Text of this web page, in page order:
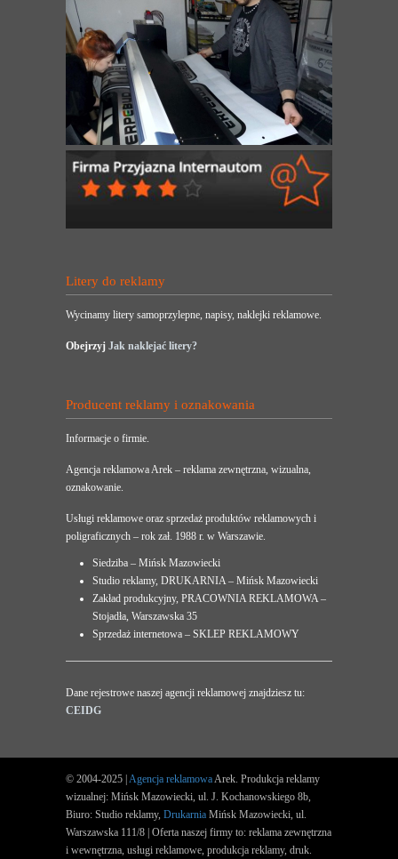
Litery do reklamy
Wycinamy litery samoprzylepne, napisy, naklejki reklamowe.
Obejrzyj Jak naklejać litery?
Producent reklamy i oznakowania
Informacje o firmie.
Agencja reklamowa Arek – reklama zewnętrzna, wizualna,
oznakowanie.
Usługi reklamowe oraz sprzedaż produktów reklamowych i
poligraficznych – rok zał. 1988 r. w Warszawie.
Siedziba – Mińsk Mazowiecki
Studio reklamy, DRUKARNIA – Mińsk Mazowiecki
Zakład produkcyjny, PRACOWNIA REKLAMOWA –
Stojadła, Warszawska 35
Sprzedaż internetowa – SKLEP REKLAMOWY
Dane rejestrowe naszej agencji reklamowej znajdziesz tu:
CEIDG
© 2004-2025 | Agencja reklamowaArek. Produkcja reklamy
wizualnej: Mińsk Mazowiecki, ul. J. Kochanowskiego 8b,
Biuro: Studio reklamy, Drukarnia Mińsk Mazowiecki, ul.
Warszawska 111/8 | Oferta naszej firmy to: reklama zewnętrzna
i wewnętrzna, usługi reklamowe, produkcja reklamy, druk.